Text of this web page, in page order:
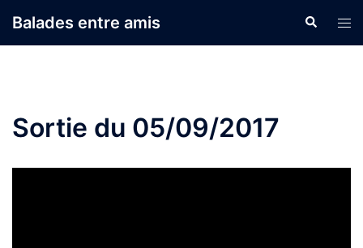
auBalades entre amis
le
Sortie du 05/09/2017